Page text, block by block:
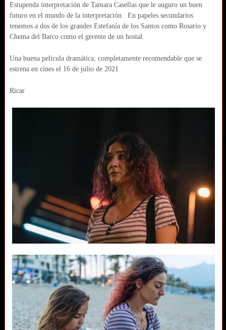
Estupenda interpretación de Tamara Casellas que le auguro un buen
futuro en el mundo de la interpretación. En papeles secundarios
tenemos a dos de los grandes Estefanía de los Santos como Rosario y
Chema del Barco como el gerente de un hostal.
Una buena película dramática, completamente recomendable que se
estrena en cines el 16 de julio de 2021
Ricar